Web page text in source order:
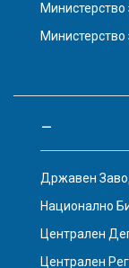
Министерство
–
Државен
Национално
Централен
Централен